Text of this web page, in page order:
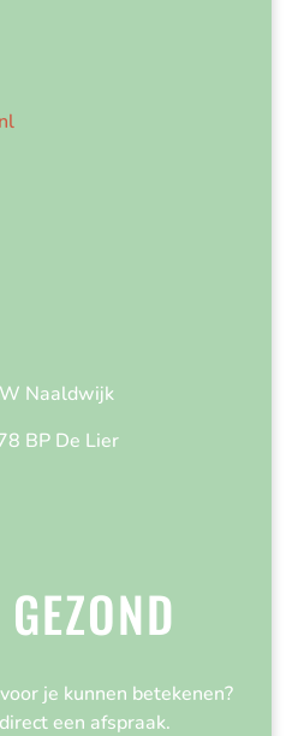
Naaldwijk
BP De Lier
je kunnen betekenen?
een afspraak.